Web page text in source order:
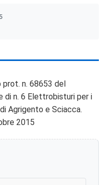
prot. n. 68653 del
di n. 6 Elettrobisturi per i
Agrigento e Sciacca.
2015